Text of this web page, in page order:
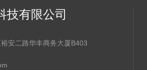
技有限公司
安二路华丰商务大厦B403